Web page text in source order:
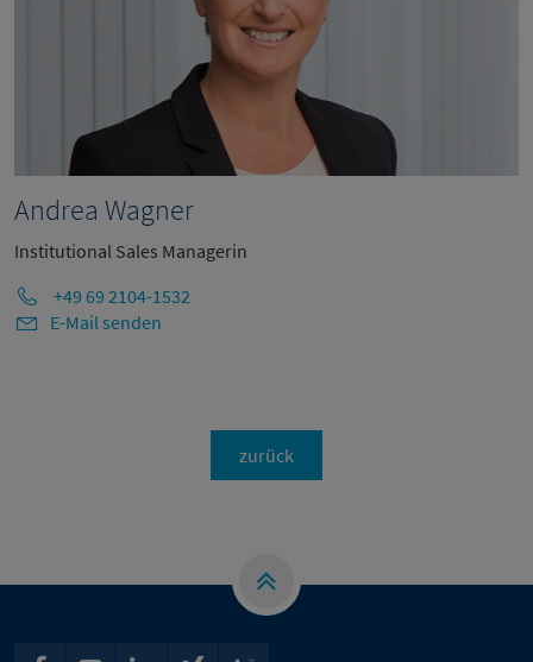
Andrea Wagner
Institutional Sales Managerin
+49 69 2104-1532
E-Mail senden
zurück